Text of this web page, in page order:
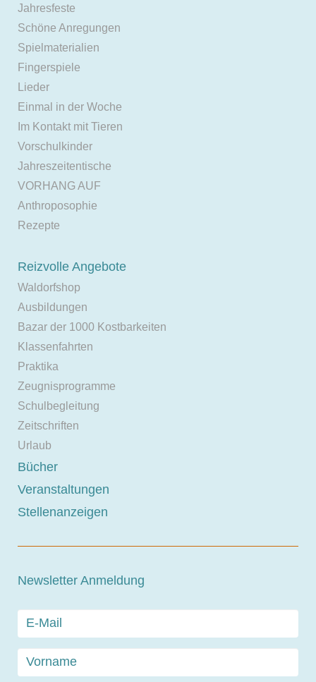
Jahresfeste
Schöne Anregungen
Spielmaterialien
Fingerspiele
Lieder
Einmal in der Woche
Im Kontakt mit Tieren
Vorschulkinder
Jahreszeitentische
VORHANG AUF
Anthroposophie
Rezepte
Reizvolle Angebote
Waldorfshop
Ausbildungen
Bazar der 1000 Kostbarkeiten
Klassenfahrten
Praktika
Zeugnisprogramme
Schulbegleitung
Zeitschriften
Urlaub
Bücher
Veranstaltungen
Stellenanzeigen
Newsletter Anmeldung